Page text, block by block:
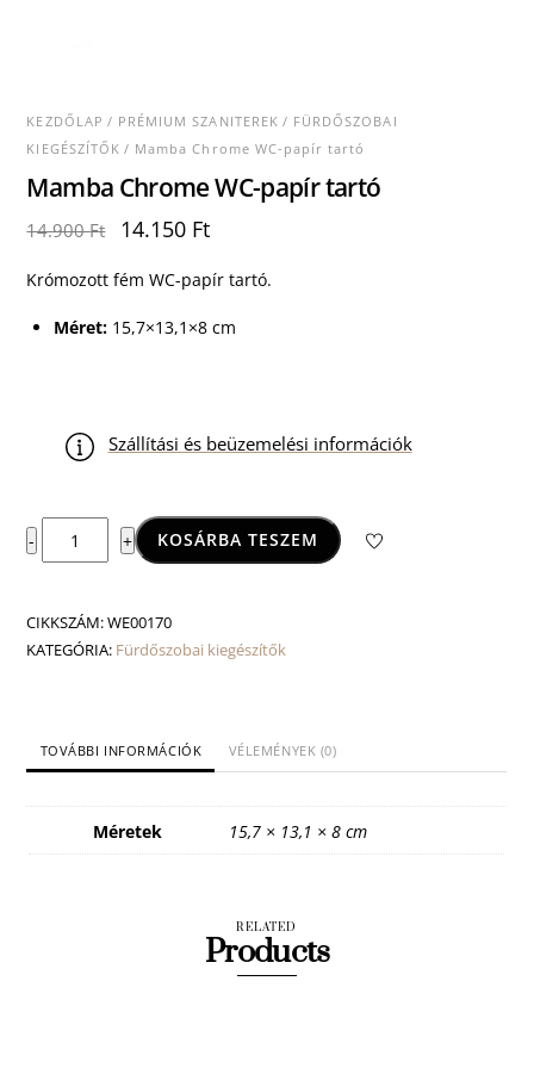
KEZDŐLAP / PRÉMIUM SZANITEREK / FÜRDŐSZOBAI
KIEGÉSZÍTŐK / Mamba Chrome WC-papír tartó
Mamba Chrome WC-papír tartó
14.900Ft
Original
was:
14.150 FtCurrent
is:
Krómozott fém WC-papír tartó.
Méret:15,7×13,1×8 cm
Szállítási és beüzemelési információk
-
Mamba
Chrome
papír
tartó
+ KOSÁRBA TESZEM
CIKKSZÁM:WE00170
KATEGÓRIA: Fürdőszobai kiegészítők
TOVÁBBI INFORMÁCIÓK VÉLEMÉNYEK (0)
Méretek 15,7 × 13,1 × 8 cm
RELATED
Products